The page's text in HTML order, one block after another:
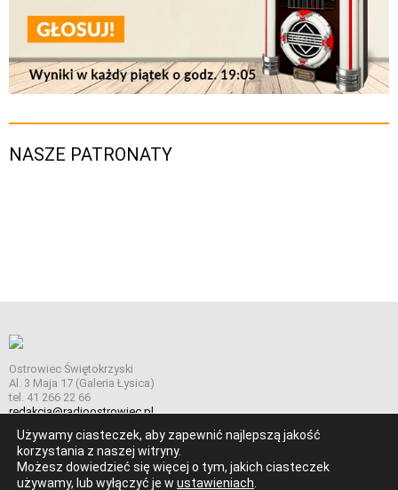
NASZE PATRONATY
Ostrowiec Świętokrzyski
Al. 3 Maja 17 (Galeria Łysica)
tel. 41 266 22 66
redakcja@radioostrowiec.pl
© Wszelkie prawa zastrzeżone. Radio Ostrowiec 2026 Radio
Używamy ciasteczek, aby zapewnić najlepszą jakość
korzystania z naszej witryny.
Możesz dowiedzieć się więcej o tym, jakich ciasteczek
używamy, lub wyłączyć je w ustawieniach